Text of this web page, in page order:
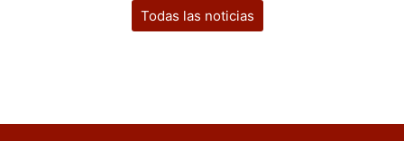
Todas las noticias